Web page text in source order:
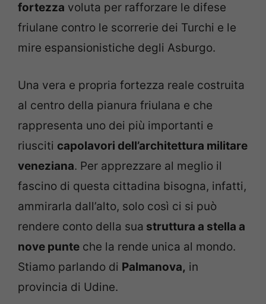
fortezza voluta per rafforzare le difese
friulane contro le scorrerie dei Turchi e le
mire espansionistiche degli Asburgo.
Una vera e propria fortezza reale costruita
al centro della pianura friulana e che
rappresenta uno dei più importanti e
riusciti capolavori dell’architettura militare
veneziana. Per apprezzare al meglio il
fascino di questa cittadina bisogna, infatti,
ammirarla dall’alto, solo così ci si può
rendere conto della sua struttura a stella a
nove punte che la rende unica al mondo.
Stiamo parlando di Palmanova, in
provincia di Udine.